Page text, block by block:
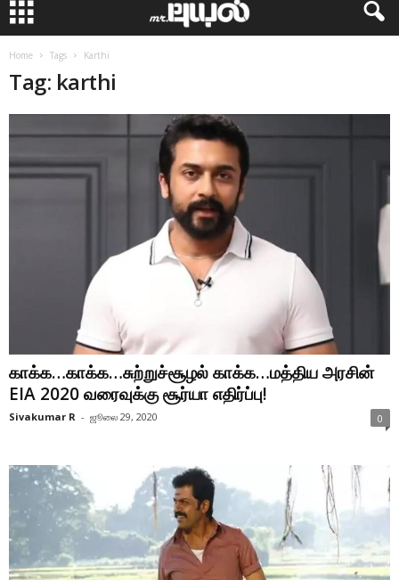
Home Tags Karthi
Tag: karthi
காக்க…காக்க…சுற்றுச்சூழல் காக்க…மத்திய அரசின்
EIA 2020 வரைவுக்கு சூர்யா எதிர்ப்பு!
Sivakumar R - ஜூலை 29, 2020 0